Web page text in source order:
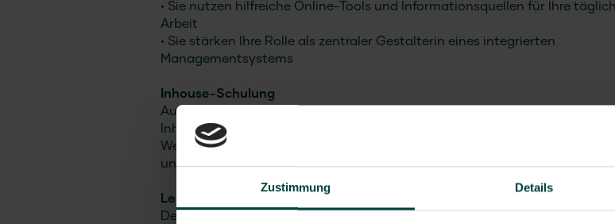
Zustimmung Details
• Sie nutzen hilfreiche Online-Tools und Informationsquellen für Ihre
Arbeit
• Sie stärken Ihre Rolle als zentraler Gestalterin eines integrierten
Managementsystems
Inhouse-Schulung
Auf Wunsch führen wir diese Schulung speziell für Ihr Unternehmen auch
Inhouse-Veranstaltung durch. Unsere Fachleute entwickeln ein
Weiterbildungskonzept, das genau auf die Erfordernisse Ihres
und Ihrer Mitarbeitenden abgestimmt ist. Sprechen Sie uns an!
Lehrgangszeiten:
Der Schulungstag beginnt ca. gegen 08:30 und der letzte Schulungstag